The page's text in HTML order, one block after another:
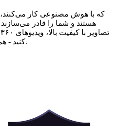
کنید - همه اینها بدون تجهیزات یا استودیو.